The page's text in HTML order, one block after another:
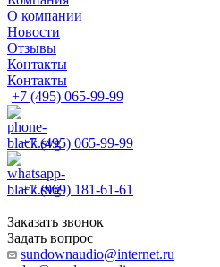
О компании
Новости
Отзывы
Контакты
Контакты
+7 (495) 065-99-99
+7 (495) 065-99-99
+7 (969) 181-61-61
Заказать звонок
Задать вопрос
sundownaudio@internet.ru